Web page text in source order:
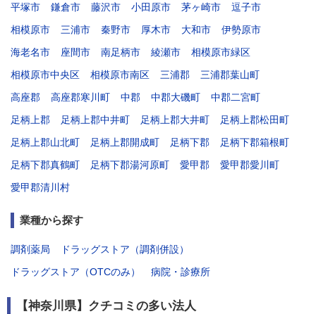
平塚市
鎌倉市 藤沢市 小田原市 茅ヶ崎市
逗子市
相模原市
三浦市 秦野市 厚木市 大和市
伊勢原市
海老名市
座間市 南足柄市 綾瀬市
相模原市緑区
相模原市中央区
相模原市南区 三浦郡
三浦郡葉山町
高座郡
高座郡寒川町 中郡 中郡大磯町
中郡二宮町
足柄上郡
足柄上郡中井町 足柄上郡大井町
足柄上郡松田町
足柄上郡山北町
足柄上郡開成町 足柄下郡
足柄下郡箱根町
足柄下郡真鶴町
足柄下郡湯河原町 愛甲郡
愛甲郡愛川町
愛甲郡清川村
業種から探す
調剤薬局
ドラッグストア（調剤併設）
ドラッグストア（OTCのみ）
病院・診療所
【神奈川県】クチコミの多い法人